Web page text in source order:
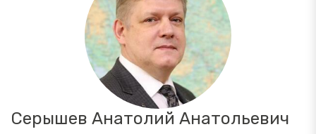
Серышев Анатолий Анатольевич